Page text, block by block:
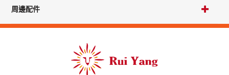
周邊配件